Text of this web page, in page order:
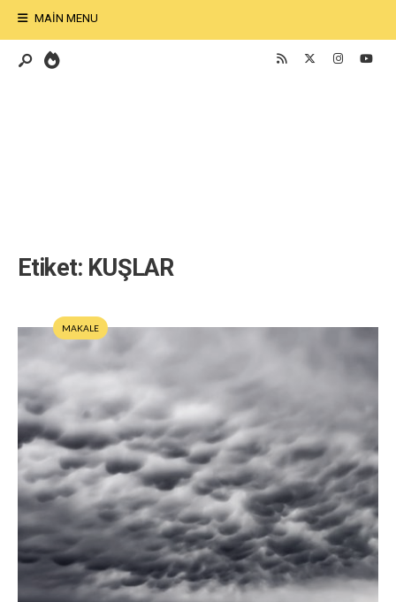
MAIN MENU
Etiket: KUŞLAR
MAKALE